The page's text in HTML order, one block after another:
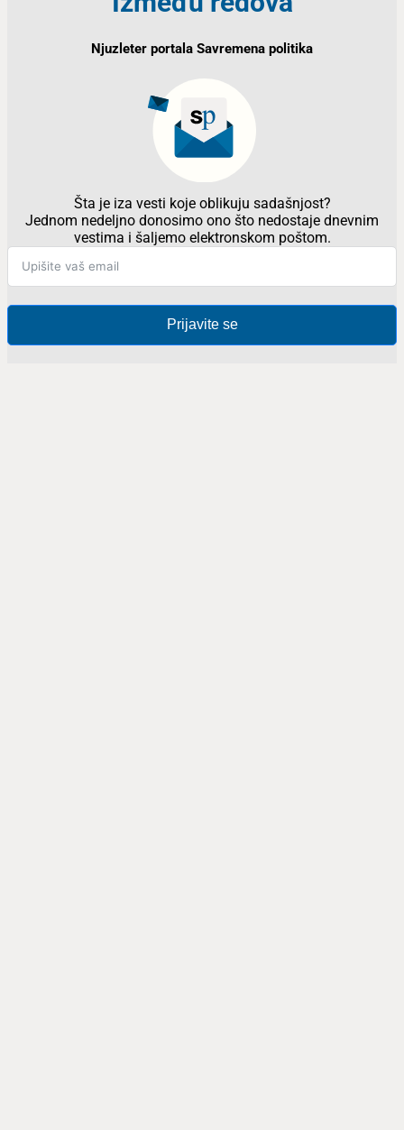
Njuzleter portala Savremena politika
Šta je iza vesti koje oblikuju sadašnjost?
Jednom nedeljno donosimo ono što nedostaje dnevnim
vestima i šaljemo elektronskom poštom.
Prijavite se